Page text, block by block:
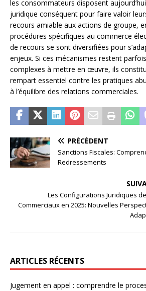
les consommateurs disposent aujourd’hui
juridique conséquent pour faire valoir
recours amiable aux actions de groupe,
procédures spécifiques au commerce
de recours se sont diversifiées pour
enjeux. Si ces mécanismes restent
complexes à mettre en œuvre, ils
rempart essentiel contre les pratiques
à l’équilibre des relations commerciales.
PRÉCÉDENT
Sanctions Fiscales:
Redressements
Les Configurations Juridiques
Commerciaux en 2025: Nouvelles
ARTICLES RÉCENTS
Jugement en appel : comprendre le